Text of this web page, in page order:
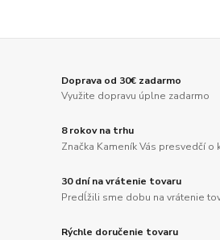
Doprava od 30€ zadarmo
Využite dopravu úplne zadarmo
8 rokov na trhu
Značka Kameník Vás presvedčí o
30 dní na vrátenie tovaru
Predĺžili sme dobu na vrátenie
Rýchle doručenie tovaru